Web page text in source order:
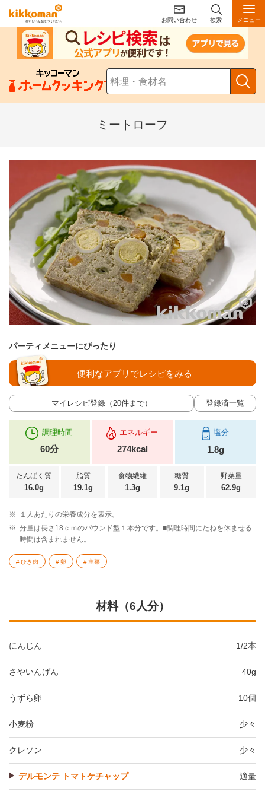
お問い合わせ 検索 メニュー
ミートローフ
パーティメニューにぴったり
マイレシピ登録（20件まで） 登録済一覧
便利なアプリでレシピをみる
調理時間
60分
エネルギー
274kcal
塩分
1.8g
たんぱく質
16.0g
脂質
19.1g
食物繊維
1.3g
糖質
9.1g
野菜量
62.9g
※
１人あたりの栄養成分を表示。
※ 分量は長さ18ｃｍのパウンド型１本分です。■調理時間にたねを休ませる
時間は含まれません。
ひき肉 卵 主菜
材料（6人分）
にんじん 1/2本
さやいんげん 40g
うずら卵 10個
小麦粉 少々
クレソン 少々
デルモンテ トマトケチャップ 適量